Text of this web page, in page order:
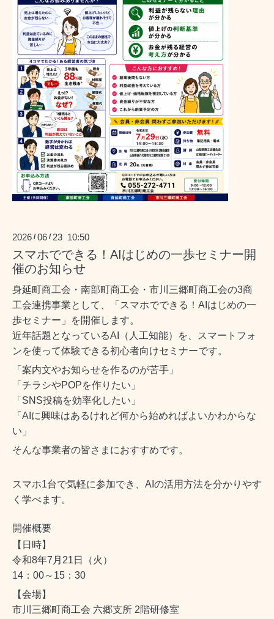
2026 /06 / 23 10:50
スマホでできる！AIはじめの一歩セミナー開
催のお知らせ
身延町商工会・南部町商工会・市川三郷町商工会の3商
工会連携事業として、「スマホでできる！AIはじめの一
歩セミナー」を開催します。
近年話題となっているAI（人工知能）を、スマートフォ
ンを使って体験できる初心者向けセミナーです。
「案内文やお知らせを作るのが苦手」
「チラシやPOPを作りたい」
「SNS投稿を効率化したい」
「AIに興味はあるけれど何から始めればよいかわからな
い」
そんな事業者の皆さまにおすすめです。
スマホ1台で気軽に参加でき、AIの活用方法を分かりやす
く学べます。
開催概要
【日時】
令和8年7月21日（火）
14：00～15：30
【会場】
市川三郷町商工会 六郷支所 2階研修室